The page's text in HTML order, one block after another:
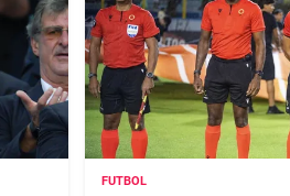
FUTBOL